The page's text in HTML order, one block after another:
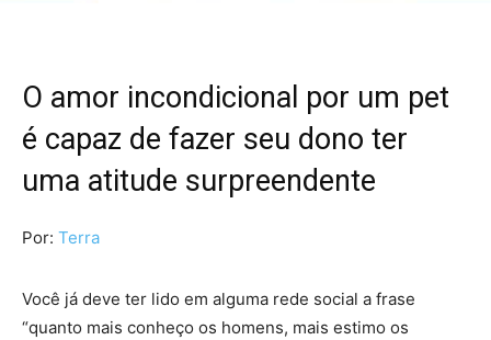
O amor incondicional por um pet
é capaz de fazer seu dono ter
uma atitude surpreendente
Por: Terra
Você já deve ter lido em alguma rede social a frase
“quanto mais conheço os homens, mais estimo os